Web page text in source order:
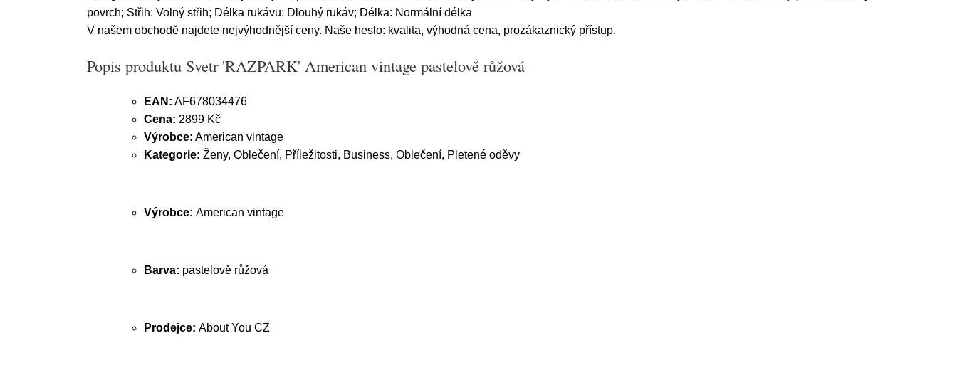
povrch; Střih: Volný střih; Délka rukávu: Dlouhý rukáv; Délka: Normální délka
V našem obchodě najdete nejvýhodnější ceny. Naše heslo: kvalita, výhodná cena, prozákaznický přístup.
Popis produktu Svetr 'RAZPARK' American vintage pastelově růžová
EAN: AF678034476
Cena: 2899 Kč
Výrobce: American vintage
Kategorie: Ženy, Oblečení, Příležitosti, Business, Oblečení, Pletené oděvy
Výrobce: American vintage
Barva: pastelově růžová
Prodejce: About You CZ